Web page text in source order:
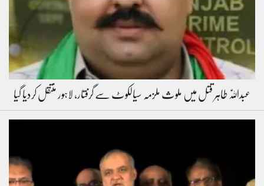
عبداللّٰہ طاہر قتل میں ملوث ملزمہ سیالکوٹ سے گرفتار، لاہور منتقل کردیا گیا